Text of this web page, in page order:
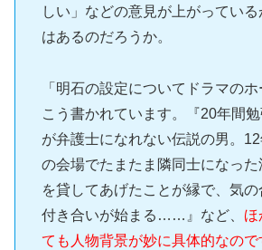
しい」などの意見が上がってい
はあるのだろうか。
「明石の設定についてドラマの
こう書かれています。『20年間
が弁護士になれない伝説の男。
の会場でたまたま隣同士になっ
を貸してあげたことが縁で、気
付き合いが始まる……』など、 ほ
ても人物背景が妙に具体的なので